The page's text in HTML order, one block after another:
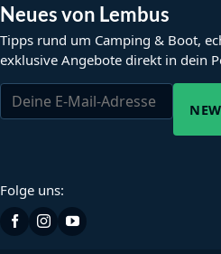
Neues von Lembus
Tipps rund um Camping & Boot,
exklusive Angebote direkt in dein
Folge uns: